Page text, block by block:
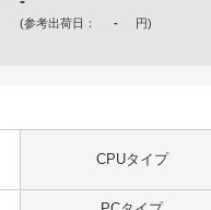
(参考出荷日： - 円)
CPUタイプ